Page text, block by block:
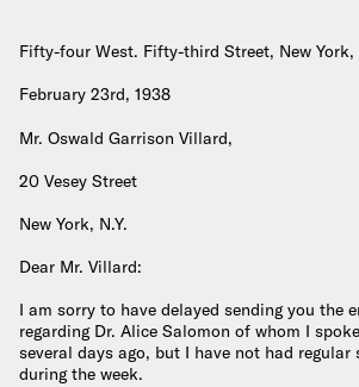
Fifty-four West. Fifty-third Street, New York,
February 23rd, 1938
Mr. Oswald Garrison Villard,
20 Vesey Street
New York, N.Y.
Dear Mr. Villard:
I am sorry to have delayed sending you the
regarding Dr. Alice Salomon of whom I
several days ago, but I have not had regular
during the week.